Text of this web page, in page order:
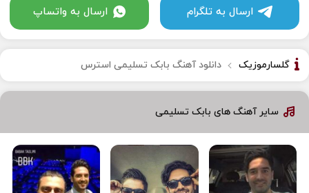
ارسال به تلگرام ارسال به واتساپ
گلسارموزیک دانلود آهنگ بابک تسلیمی استرس
سایر آهنگ های بابک تسلیمی